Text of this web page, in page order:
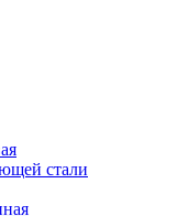
стали